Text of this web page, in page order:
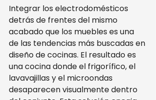
Integrar los electrodomésticos
detrás de frentes del mismo
acabado que los muebles es una
de las tendencias más buscadas en
diseño de cocinas. El resultado es
una cocina donde el frigorífico, el
lavavajillas y el microondas
desaparecen visualmente dentro